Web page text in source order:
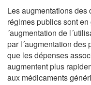
Les augmentations
régimes publics sont
´augmentation de
par l´augmentation des
que les dépenses
augmentent plus
aux médicaments